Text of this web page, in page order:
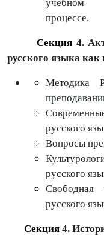
учебном
процессе.
Секция 4.
русского языка
Методика
русского
Вопросы
русского
Свободная
русского
Секция 4.